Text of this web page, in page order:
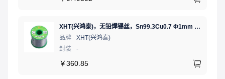
XHT(兴鸿泰)，无铅焊锡丝，Sn99.3Cu0.7 Φ1mm 750G，环保锡线， 免洗焊锡丝/锡线,1卷
品牌
XHT(兴鸿泰)
封装
-
￥360.85